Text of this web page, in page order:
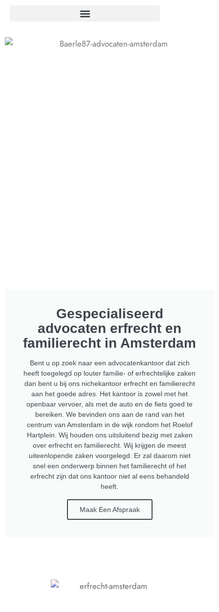
Gespecialiseerd
advocaten erfrecht en
familierecht in Amsterdam​
Bent u op zoek naar een advocatenkantoor dat zich
heeft toegelegd op louter familie- of erfrechtelijke zaken
dan bent u bij ons nichekantoor erfrecht en familierecht
aan het goede adres. Het kantoor is zowel met het
openbaar vervoer, als met de auto en de fiets goed te
bereiken. We bevinden ons aan de rand van het
centrum van Amsterdam in de wijk rondom het Roelof
Hartplein. Wij houden ons uitsluitend bezig met zaken
over erfrecht en familierecht. Wij krijgen de meest
uiteenlopende zaken voorgelegd. Er zal daarom niet
snel een onderwerp binnen het familierecht of het
erfrecht zijn dat ons kantoor niet al eens behandeld
heeft.
Maak Een Afspraak